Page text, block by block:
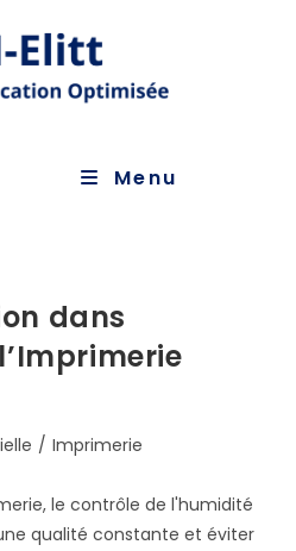
Menu
dans
/ Imprimerie
le contrôle de l'humidité
qualité constante et éviter